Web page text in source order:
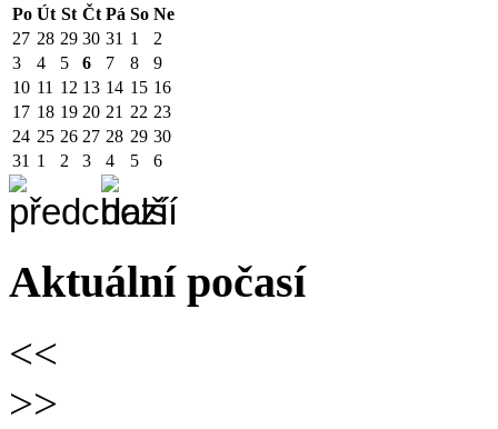
Po Út St Čt Pá So Ne
27 28 29 30 31 1
2
3
4 5 6 7 8
9
10 11 12 13 14 15 16
17 18 19 20 21 22 23
24 25 26 27 28 29 30
31 1 2 3 4 5 6
Aktuální počasí
<<
>>